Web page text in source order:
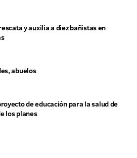
y auxilia a diez bañistas en
abuelos
de educación para la salud de
los planes